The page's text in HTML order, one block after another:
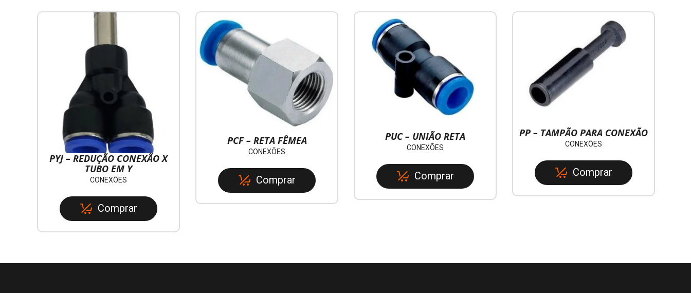
PYJ – REDUÇÃO CONEXÃO X
TUBO EM Y
CONEXÕES
Comprar
PCF – RETA FÊMEA
CONEXÕES
Comprar
PUC – UNIÃO RETA
CONEXÕES
Comprar
PP – TAMPÃO PARA CONEXÃO
CONEXÕES
Comprar